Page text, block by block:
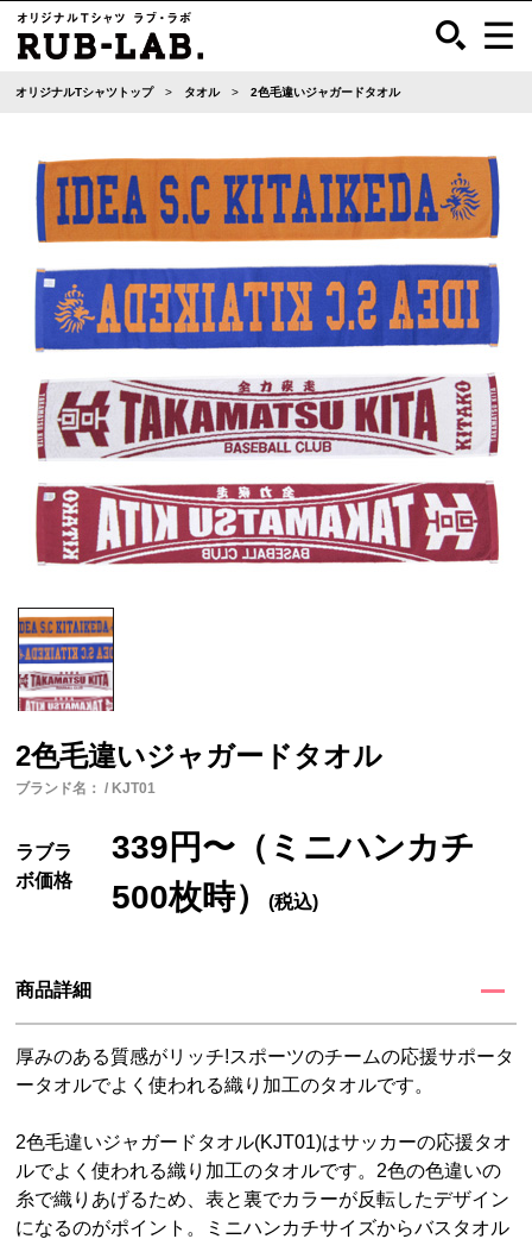
オリジナルTシャツトップ タオル 2色毛違いジャガードタオル
2色毛違いジャガードタオル
ブランド名： / KJT01
ラブラ
ボ価格
339円〜（ミニハンカチ
500枚時）(税込)
商品詳細
厚みのある質感がリッチ!スポーツのチームの応援サポータ
ータオルでよく使われる織り加工のタオルです。
2色毛違いジャガードタオル(KJT01)はサッカーの応援タオ
ルでよく使われる織り加工のタオルです。2色の色違いの
糸で織りあげるため、表と裏でカラーが反転したデザイン
になるのがポイント。ミニハンカチサイズからバスタオル